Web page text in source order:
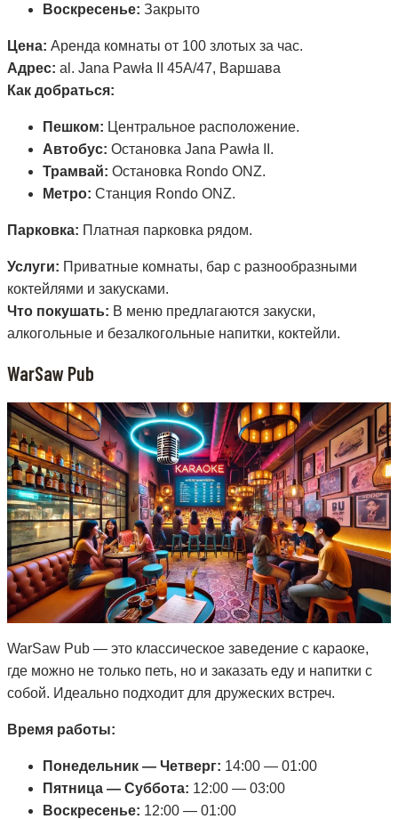
Воскресенье: Закрыто
Цена: Аренда комнаты от 100 злотых за час.
Адрес: al. Jana Pawła II 45A/47, Варшава
Как добраться:
Пешком: Центральное расположение.
Автобус: Остановка Jana Pawła II.
Трамвай: Остановка Rondo ONZ.
Метро: Станция Rondo ONZ.
Парковка: Платная парковка рядом.
Услуги: Приватные комнаты, бар с разнообразными
коктейлями и закусками.
Что покушать: В меню предлагаются закуски,
алкогольные и безалкогольные напитки, коктейли.
WarSaw Pub
WarSaw Pub — это классическое заведение с караоке,
где можно не только петь, но и заказать еду и напитки с
собой. Идеально подходит для дружеских встреч.
Время работы:
Понедельник — Четверг: 14:00 — 01:00
Пятница — Суббота: 12:00 — 03:00
Воскресенье: 12:00 — 01:00